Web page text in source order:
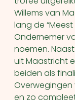
Willems van
lang de
Ondernemer
noemen.
uit Maastricht
beiden als
en zo